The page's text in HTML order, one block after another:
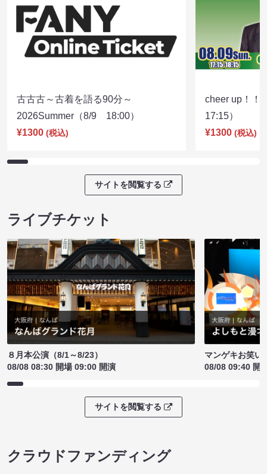
古古古～古着を語る90分～
2026Summer（8/9 18:00）
¥1300 (税込)
cheer up！
17:15）
¥1300 (税込)
サイトを閲覧する
ライブチケット
８月本公演（8/1～8/23）
08/08 08:30 開場 09:00 開演
マンゲキお笑い
08/08 09:40 開
サイトを閲覧する
クラウドファンディング